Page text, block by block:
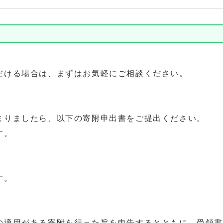
場合は、まずはお気軽にご相談ください。
したら、以下の寄附申出書をご提出ください。
。